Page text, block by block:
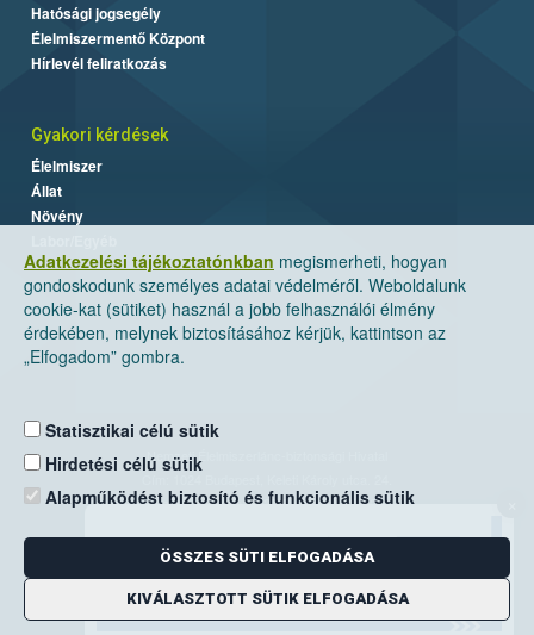
Adatkezelési tájékoztatónkban megismerheti, hogyan
gondoskodunk személyes adatai védelméről. Weboldalunk
cookie-kat (sütiket) használ a jobb felhasználói élmény
érdekében, melynek biztosításához kérjük, kattintson az
„Elfogadom” gombra.
Statisztikai célú sütik
Hirdetési célú sütik
Alapműködést biztosító és funkcionális sütik
ÖSSZES SÜTI ELFOGADÁSA
KIVÁLASZTOTT SÜTIK ELFOGADÁSA
Hatósági jogsegély
Élelmiszermentő Központ
Hírlevél feliratkozás
Gyakori kérdések
Élelmiszer
Állat
Növény
Nemzeti Élelmiszerlánc-biztonsági Hivatal
Levelezési cím: 1525 Budapest. Pf. 30.
E-mail:ugyfelszolgalat@nebih.gov.hu
Zöld szám: 06-80/263-244
Telefon: 06-1/ 336-9000